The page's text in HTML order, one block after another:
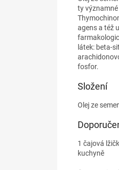
ty
agens a též
látek: beta-
fosfor.
Složení
Olej ze
1 čajová
kuchyně